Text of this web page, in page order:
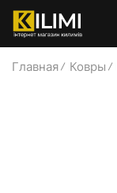
Главная Ковры